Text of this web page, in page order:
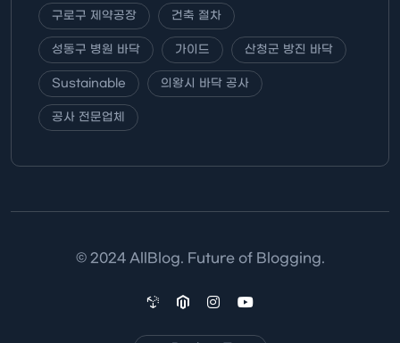
구로구 제약공장 건축 절차
성동구 병원 바닥 가이드 산청군 방진 바닥
Sustainable 의왕시 바닥 공사
공사 전문업체
© 2024 AllBlog. Future of Blogging.